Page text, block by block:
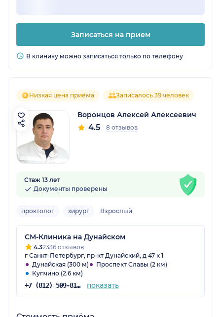
Записаться на прием
В клинику можно записаться только по телефону
Низкая цена приёма Записалось 39 человек
Воронцов Алексей Алексеевич
4.5 8 отзывов
Стаж 13 лет
Документы проверены
проктолог хирург Взрослый
СМ-Клиника на Дунайском
4.32336 отзывов
г Санкт-Петербург, пр-кт Дунайский, д 47 к 1
Дунайская (300 м)
Проспект Славы (2 км)
Купчино (2.6 км)
+7 (812) 509-81-68 показать